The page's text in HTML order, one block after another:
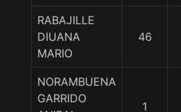
RABAJILLE
DIUANA
MARIO
46
NORAMBUENA
GARRIDO
1